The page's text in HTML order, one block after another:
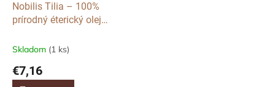
Nobilis Tilia – 100%
prírodný éterický olej
Skladom (1 ks)
€7,16